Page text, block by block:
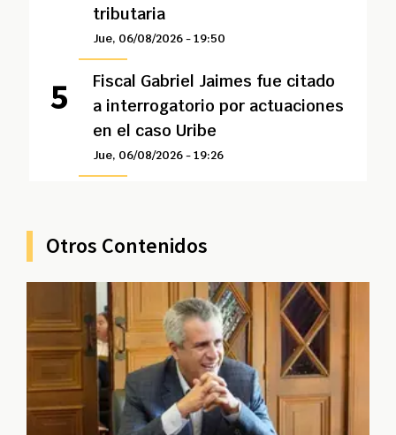
tributaria
Jue, 06/08/2026 - 19:50
Fiscal Gabriel Jaimes fue citado
a interrogatorio por actuaciones
en el caso Uribe
Jue, 06/08/2026 - 19:26
Otros Contenidos